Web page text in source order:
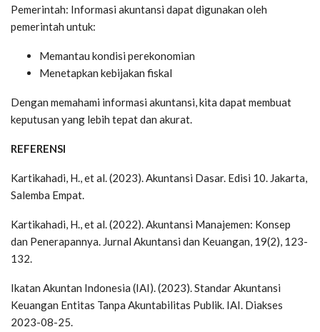
Pemerintah: Informasi akuntansi dapat digunakan oleh
pemerintah untuk:
Memantau kondisi perekonomian
Menetapkan kebijakan fiskal
Dengan memahami informasi akuntansi, kita dapat membuat
keputusan yang lebih tepat dan akurat.
REFERENSI
Kartikahadi, H., et al. (2023). Akuntansi Dasar. Edisi 10. Jakarta,
Salemba Empat.
Kartikahadi, H., et al. (2022). Akuntansi Manajemen: Konsep
dan Penerapannya. Jurnal Akuntansi dan Keuangan, 19(2), 123-
132.
Ikatan Akuntan Indonesia (IAI). (2023). Standar Akuntansi
Keuangan Entitas Tanpa Akuntabilitas Publik. IAI. Diakses
2023-08-25.